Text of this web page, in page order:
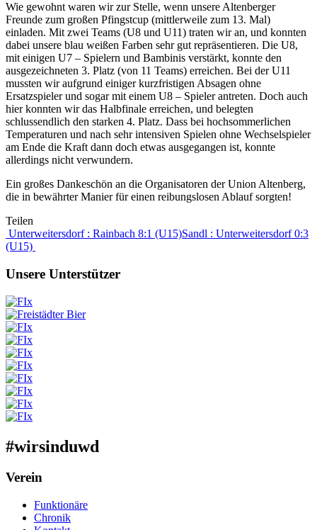
Wie gewohnt waren wir zur Stelle, wenn unsere Altenberger
Freunde zum großen Pfingstcup (mittlerweile zum 13. Mal)
einladen. Mit zwei Teams (U8 und U11) traten wir an, und konnten
dabei unsere blau weißen Farben sehr gut repräsentieren. Die U8,
mit einigen U7 – Spielern und Bambinis verstärkt, konnte den
ausgezeichneten 3. Platz (von 11 Teams) erreichen. Bei der U11
mussten wir aufgrund einiger kurzfristigen Absagen ohne
Ersatzspieler und sogar mit einem U8 – Spieler antreten. Doch auch
hier konnten wir das Halbfinale erreichen, und belegten
schlussendlich den starken 4. Platz. Dass bei hochsommerlichen
Temperaturen und nach sehr intensiven Spielen ohne Wechselspieler
am Ende die Kraft dann doch etwas ausgegangen ist, konnte
allerdings nicht verwundern.
Ein großes Dankeschön an die Organisatoren der Union Altenberg,
die in bewährter Manier für einen reibungslosen Ablauf sorgten!
Teilen
Beitragsnavigation
Unterweitersdorf : Rainbach 8:1 (U15)Sandl : Unterweitersdorf 0:3
(U15)
Unsere Unterstützer
#wirsinduwd
Verein
Funktionäre
Chronik